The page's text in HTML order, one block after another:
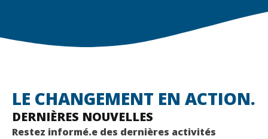
LE CHANGEMENT EN ACTION.
DERNIÈRES NOUVELLES
Restez informé.e des dernières activités